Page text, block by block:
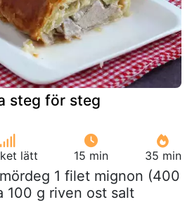
steg för steg
lätt 15 min 35 min
1 filet mignon (400
100 g riven ost salt